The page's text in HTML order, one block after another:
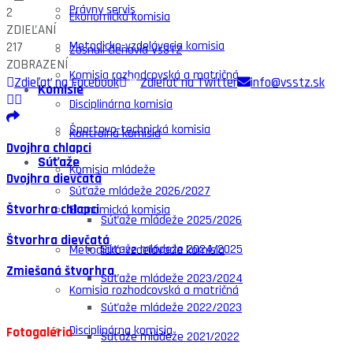
Ekonomická komisia
Metodicko-vzdelávacia komisia
Komisia rozhodcovská a matričná
Disciplinárna komisia
Kontrolná komisia
Súťaže
Súťaže mládeže 2026/2027
Súťaže mládeže 2025/2026
Súťaže mládeže 2024/2025
Súťaže mládeže 2023/2024
Súťaže mládeže 2022/2023
Súťaže mládeže 2021/2022
Právny servis
Zosnulí členovia VsSTZ
Komisie
Športovo-technická komisia
Komisia mládeže
Ekonomická komisia
Metodicko-vzdelávacia komisia
Komisia rozhodcovská a matričná
Disciplinárna komisia
2
ZDIEĽANÍ
217
ZOBRAZENÍ
Zdieľať na Facebook
Zdieľať na Twitter info@vsstz.sk
Dvojhra chlapci
Dvojhra dievčatá
Štvorhra chlapci
Štvorhra dievčatá
Zmiešaná štvorhra
Fotogaléria